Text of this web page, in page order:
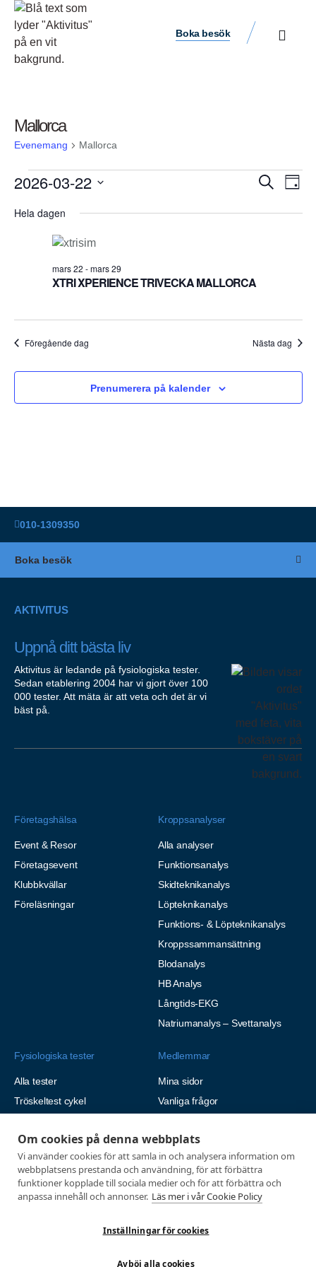
Om cookies på denna webbplats
Vi använder cookies för att samla in och analysera information om
webbplatsens prestanda och användning, för att förbättra
funktioner kopplade till sociala medier och för att förbättra och
anpassa innehåll och annonser. Läs mer i vår Cookie Policy
Inställningar för cookies
Avböj alla cookies
Boka besök
Mallorca
Evenemang Mallorca
Sök
Dag
2026-03-22
datum.
Hela dagen
XTRI XPERIENCE TRIVECKA MALLORCA
mars 22 -mars 29
Föregående dag Nästa dag
Prenumerera på kalender
010-1309350
Boka besök
AKTIVITUS
Uppnå ditt bästa liv
Aktivitus är ledande på fysiologiska tester.
Sedan etablering 2004 har vi gjort över 100
000 tester. Att mäta är att veta och det är vi
bäst på.
Företagshälsa
Event & Resor
Företagsevent
Klubbkvällar
Föreläsningar
Kroppsanalyser
Alla analyser
Funktionsanalys
Skidteknikanalys
Löpteknikanalys
Funktions- & Löpteknikanalys
Kroppssammansättning
Blodanalys
HB Analys
Långtids-EKG
Natriumanalys – Svettanalys
Fysiologiska tester
Alla tester
Tröskeltest cykel
Tröskeltest skidor
Tröskeltest triathlon (cykel +
löpning)
Tröskeltest + VO2max
Medlemmar
Mina sidor
Vanliga frågor
© 2026
Integritetspolicy